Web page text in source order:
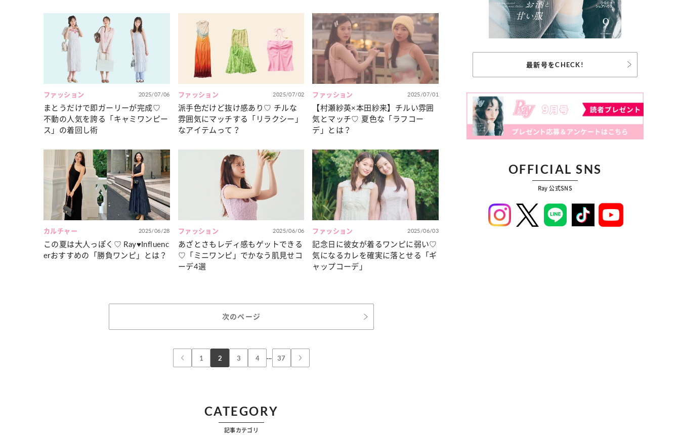
ファッション 2025/07/06
まとうだけで即ガーリーが完成♡
不動の人気を誇る「キャミワンピー
ス」の着回し術
ファッション 2025/07/02
派手色だけど抜け感あり♡ チルな
雰囲気にマッチする「リラクシー」
なアイテムって？
ファッション 2025/07/01
【村瀬紗英×本田紗来】チルい雰囲
気とマッチ♡ 夏色な「ラフコー
デ」とは？
カルチャー 2025/06/28
この夏は大人っぽく♡ Ray♥Influenc
erおすすめの「勝負ワンピ」とは？
ファッション 2025/06/06
あざとさもレディ感もゲットできる
♡「ミニワンピ」でかなう肌見せコ
ーデ4選
ファッション 2025/06/03
記念日に彼女が着るワンピに弱い♡
気になるカレを確実に落とせる「ギ
ャップコーデ」
次のページ
1 2 3 4 … 37
最新号をCHECK!
OFFICIAL SNS
Ray 公式SNS
CATEGORY
記事カテゴリ